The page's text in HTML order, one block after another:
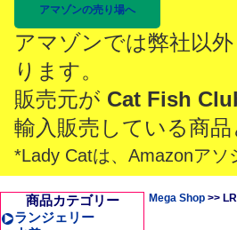
アマゾンの売り場へ
アマゾンでは弊社以
ります。
販売元が Cat Fish
輸入販売している商品
*Lady Catは、Amazonア
商品カテゴリー
ランジェリー
Mega Shop >>